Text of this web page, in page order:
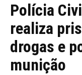
Polícia
realiza
drogas e
munição